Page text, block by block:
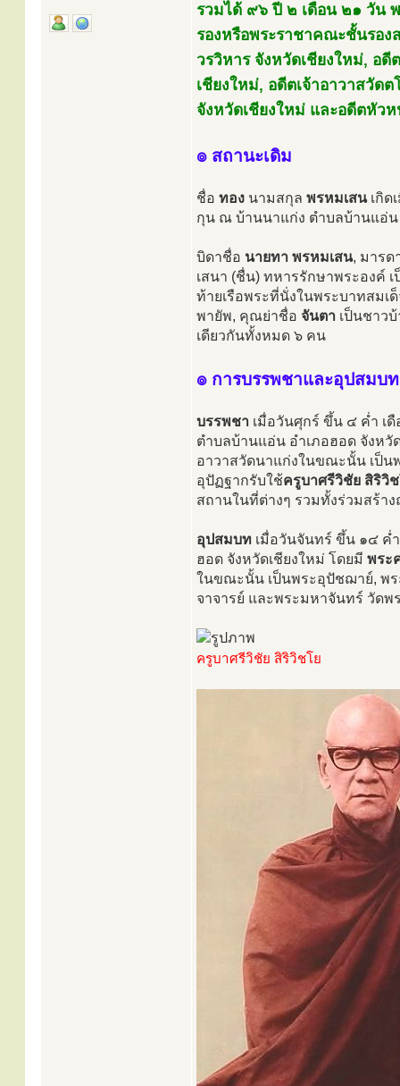
รวมได้ ๙๖ ปี ๒ เดือน ๒๑ วัน
รองหรือพระราชาคณะชั้นรอง
วรวิหาร จังหวัดเชียงใหม่, อ
เชียงใหม่, อดีตเจ้าอาวาสวัด
จังหวัดเชียงใหม่ และอดีตหัว
๏ สถานะเดิม
ชื่อ ทอง นามสกุล พรหมเสนเกิด
กุน ณ บ้านนาแก่ง ตำบลบ้านแอ่น
บิดาชื่อ นายทา พรหมเสน, มาร
เสนา (ชื่น) ทหารรักษาพระองค์
ท้ายเรือพระที่นั่งในพระบาทสมเ
พายัพ, คุณย่าชื่อ จันตา เป็นชาว
เดียวกันทั้งหมด ๖ คน
๏ การบรรพชาและอุปสมบท
บรรพชา เมื่อวันศุกร์ ขึ้น ๔ ค่ำ เ
ตำบลบ้านแอ่น อำเภอฮอด จังหวั
อาวาสวัดนาแก่งในขณะนั้น เป็น
อุปัฏฐากรับใช้ครูบาศรีวิชัย สิริวิ
สถานในที่ต่างๆ รวมทั้งร่วมสร้า
อุปสมบท เมื่อวันจันทร์ ขึ้น ๑๔ ค่
ฮอด จังหวัดเชียงใหม่ โดยมี พระ
ในขณะนั้น เป็นพระอุปัชฌาย์, พ
จาจารย์ และพระมหาจันทร์ วัดพ
ครูบาศรีวิชัย สิริวิชโย